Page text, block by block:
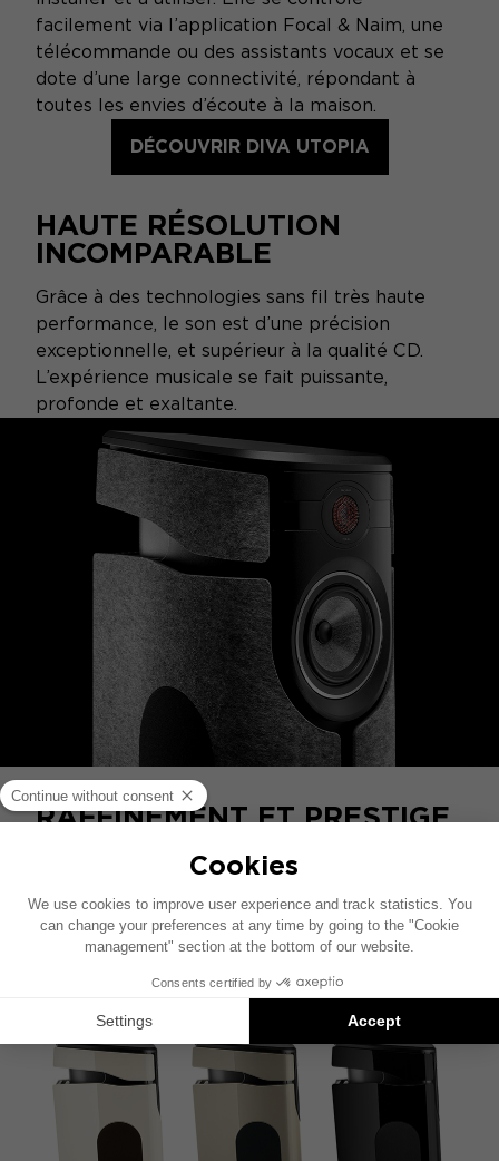
facilement via l’application Focal & Naim, une
télécommande ou des assistants vocaux et se
dote d’une large connectivité, répondant à
toutes les envies d’écoute à la maison.
DÉCOUVRIR DIVA UTOPIA
HAUTE RÉSOLUTION
INCOMPARABLE
Grâce à des technologies sans fil très haute
performance, le son est d’une précision
exceptionnelle, et supérieur à la qualité CD.
L’expérience musicale se fait puissante,
profonde et exaltante.
RAFFINEMENT ET PRESTIGE
Rigueur des lignes, perfection des proportions,
sculpture acoustique est à la fois aérienne et
sophistiquée. Elle se démarque aussi par des